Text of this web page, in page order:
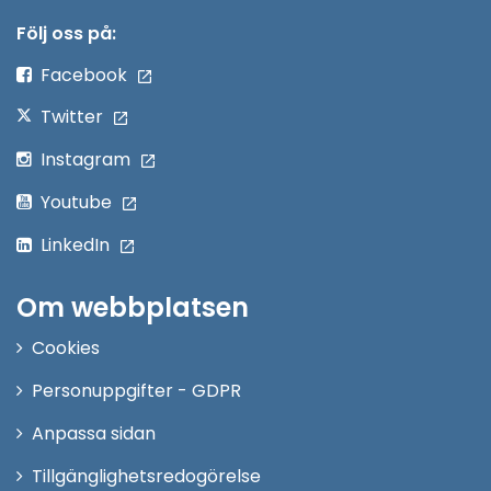
Följ oss på:
Facebook
Twitter
Instagram
Youtube
LinkedIn
Om webbplatsen
Cookies
Personuppgifter - GDPR
Anpassa sidan
Tillgänglighetsredogörelse